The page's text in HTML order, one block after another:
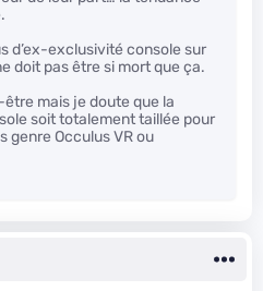
d’ex-exclusivité console sur
doit pas être si mort que ça.
mais je doute que la
soit totalement taillée pour
genre Occulus VR ou